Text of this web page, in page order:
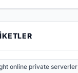
online private serverler